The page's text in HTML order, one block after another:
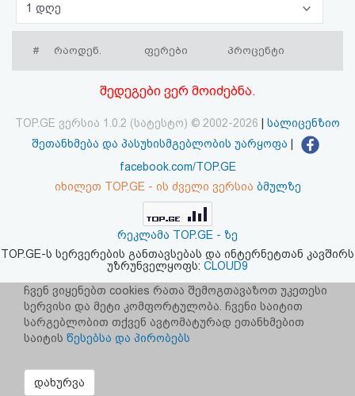
პაროლის
აღდგენა
კოდი
შეთანხმება
პასუხისმგებლობის
უარყოფა
1 დღე
# რაოდენ. ფერები პროცენტი
შედეგები ვერ მოიძებნა.
TOP.GE ვერსია 1.0.2 (სატესტო) © 2002-2026
სალიცენზიო
შეთანხმება და პასუხისმგებლობის უარყოფა
facebook.com/TOP.GE
იხილეთ TOP.GE - ის ძველი ვერსია ბმულზე
რეკლამა TOP.GE - ზე
TOP.GE-ს სერვერების განთავსებას და ინტერნეტთან კავშირს
უზრუნველყოფს: CLOUD9
ჩვენ ვიყენებთ cookies რათა შემოგთავაზოთ უკეთესი
სერვისი და მეტი კომფორტულობა. ჩვენი საიტით
სარგებლობით თქვენ ავტომატურად ეთანხმებით
საიტის წესებსა და პირობებს
დახურვა